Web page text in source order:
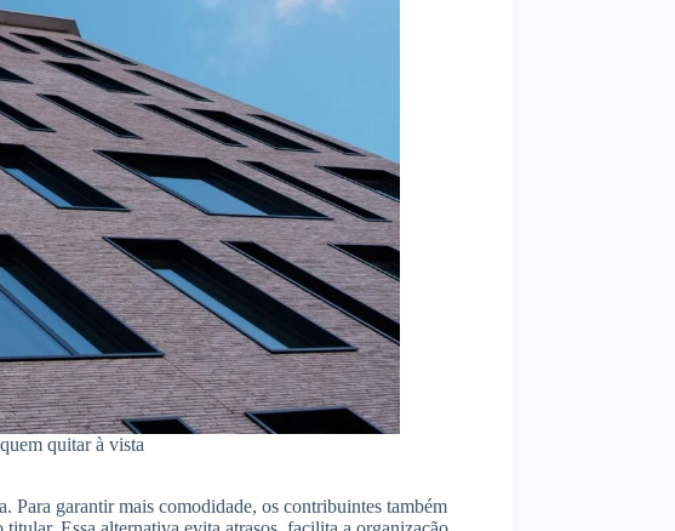
quitar à vista
Para garantir mais comodidade, os contribuintes também